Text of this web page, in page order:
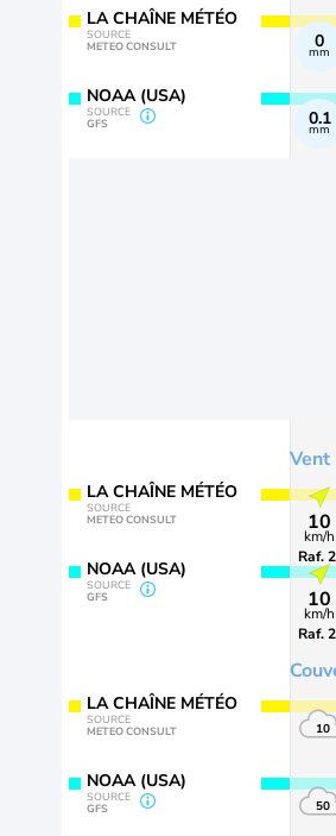
LA CHAÎNE MÉTÉO
SOURCE
METEO CONSULT
NOAA (USA)
SOURCE
GFS
LA CHAÎNE MÉTÉO
SOURCE
METEO CONSULT
NOAA (USA)
SOURCE
GFS
LA CHAÎNE MÉTÉO
SOURCE
METEO CONSULT
NOAA (USA)
SOURCE
GFS
Vent
0
mm
0.1
mm
10
km/h
Raf.
10
km/h
Raf.
10
50